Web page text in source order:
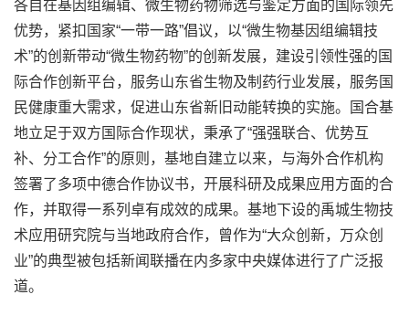
各自在基因组编辑、微生物药物筛选与鉴定方面的国际领先
优势，紧扣国家“一带一路”倡议，以“微生物基因组编辑技
术”的创新带动“微生物药物”的创新发展，建设引领性强的国
际合作创新平台，服务山东省生物及制药行业发展，服务国
民健康重大需求，促进山东省新旧动能转换的实施。国合基
地立足于双方国际合作现状，秉承了“强强联合、优势互
补、分工合作”的原则，基地自建立以来，与海外合作机构
签署了多项中德合作协议书，开展科研及成果应用方面的合
作，并取得一系列卓有成效的成果。基地下设的禹城生物技
术应用研究院与当地政府合作，曾作为“大众创新，万众创
业”的典型被包括新闻联播在内多家中央媒体进行了广泛报
道。